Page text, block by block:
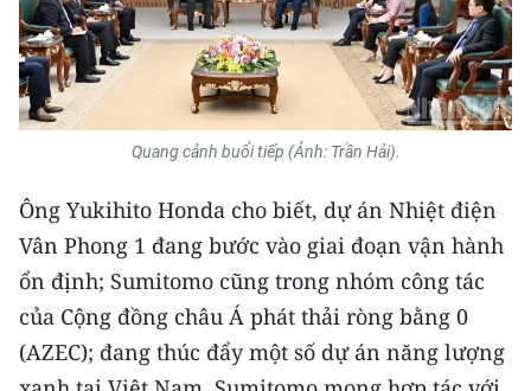
VỀ BÁO NHÂN DÂN
THỜI NAY
NHÂN DÂN CUỐI TUẦN
NHÂN DÂN HẰNG THÁNG
MUA BÁO
ĐỌC BÁO IN
Quang cảnh buổi tiếp (Ảnh: Trần Hải).
Ông Yukihito Honda cho biết, dự án Nhiệt điện
Vân Phong 1 đang bước vào giai đoạn vận hành
ổn định; Sumitomo cũng trong nhóm công tác
của Cộng đồng châu Á phát thải ròng bằng 0
(AZEC); đang thúc đẩy một số dự án năng lượng